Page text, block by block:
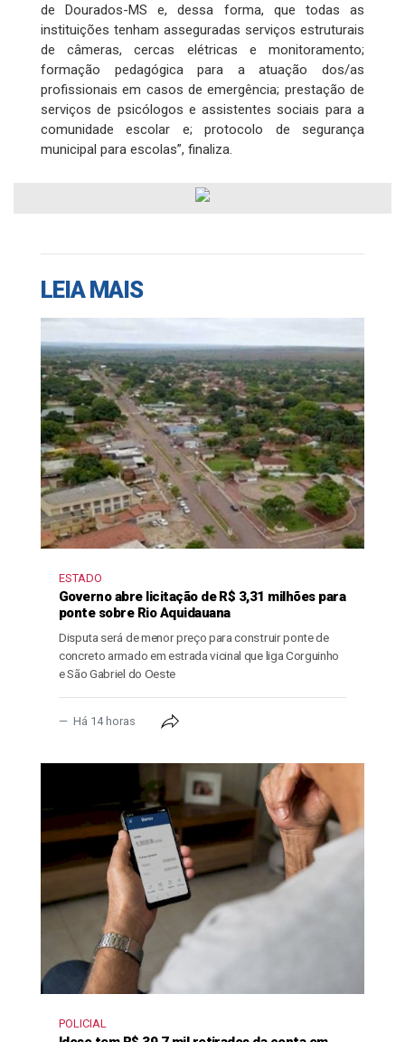
de Dourados-MS e, dessa forma, que todas as
instituições tenham asseguradas serviços estruturais
de câmeras, cercas elétricas e monitoramento;
formação pedagógica para a atuação dos/as
profissionais em casos de emergência; prestação de
serviços de psicólogos e assistentes sociais para a
comunidade escolar e; protocolo de segurança
municipal para escolas”, finaliza.
LEIA MAIS
ESTADO
Governo abre licitação de R$ 3,31 milhões para
ponte sobre Rio Aquidauana
Disputa será de menor preço para construir ponte de
concreto armado em estrada vicinal que liga Corguinho
e São Gabriel do Oeste
Há 14 horas
POLICIAL